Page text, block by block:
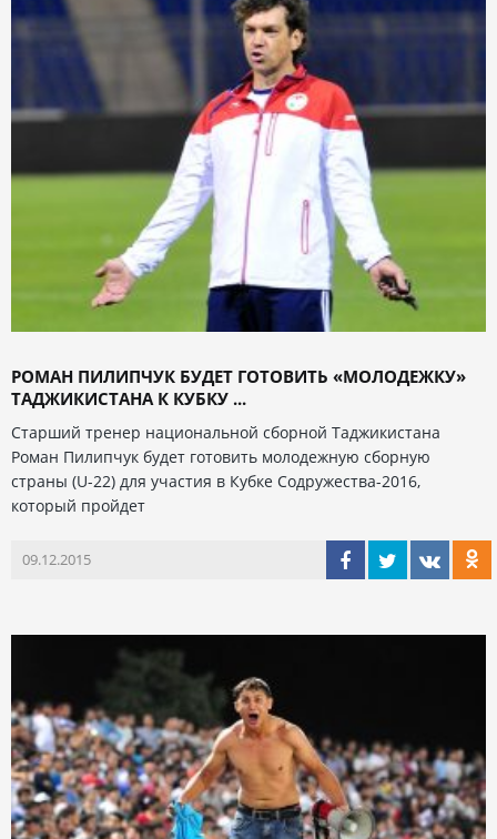
РОМАН ПИЛИПЧУК БУДЕТ ГОТОВИТЬ «МОЛОДЕЖКУ»
ТАДЖИКИСТАНА К КУБКУ ...
Старший тренер национальной сборной Таджикистана
Роман Пилипчук будет готовить молодежную сборную
страны (U-22) для участия в Кубке Содружества-2016,
который пройдет
09.12.2015